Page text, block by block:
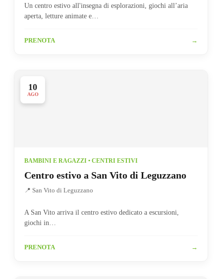
Un centro estivo all'insegna di esplorazioni, giochi all’aria
aperta, letture animate e…
PRENOTA →
10
AGO
BAMBINI E RAGAZZI • CENTRI ESTIVI
Centro estivo a San Vito di Leguzzano
📍 San Vito di Leguzzano
A San Vito arriva il centro estivo dedicato a escursioni,
giochi in…
PRENOTA →